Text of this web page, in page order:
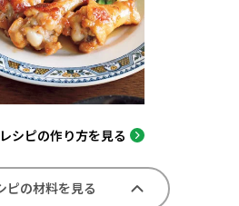
シピの作り方を見る
ピの材料を見る